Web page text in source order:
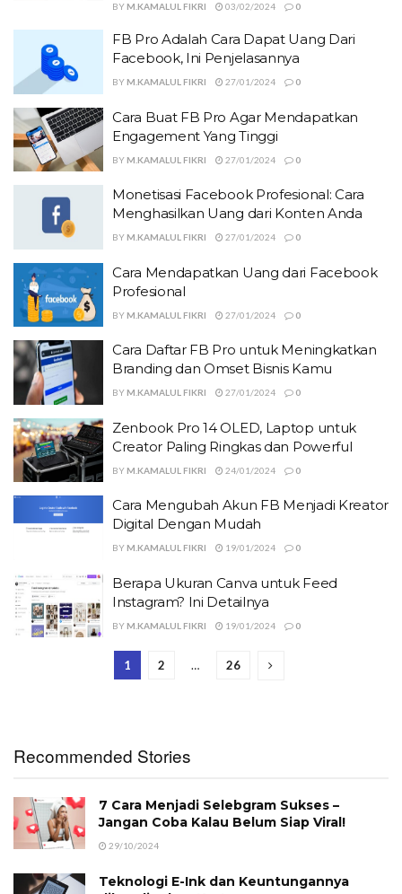
BY M.KAMALUL FIKRI 03/02/2024 0
FB Pro Adalah Cara Dapat Uang Dari
Facebook, Ini Penjelasannya
BY M.KAMALUL FIKRI 27/01/2024 0
Cara Buat FB Pro Agar Mendapatkan
Engagement Yang Tinggi
BY M.KAMALUL FIKRI 27/01/2024 0
Monetisasi Facebook Profesional: Cara
Menghasilkan Uang dari Konten Anda
BY M.KAMALUL FIKRI 27/01/2024 0
Cara Mendapatkan Uang dari Facebook
Profesional
BY M.KAMALUL FIKRI 27/01/2024 0
Cara Daftar FB Pro untuk Meningkatkan
Branding dan Omset Bisnis Kamu
BY M.KAMALUL FIKRI 27/01/2024 0
Zenbook Pro 14 OLED, Laptop untuk
Creator Paling Ringkas dan Powerful
BY M.KAMALUL FIKRI 24/01/2024 0
Cara Mengubah Akun FB Menjadi Kreator
Digital Dengan Mudah
BY M.KAMALUL FIKRI 19/01/2024 0
Berapa Ukuran Canva untuk Feed
Instagram? Ini Detailnya
BY M.KAMALUL FIKRI 19/01/2024 0
1 2 … 26
Recommended Stories
7 Cara Menjadi Selebgram Sukses –
Jangan Coba Kalau Belum Siap Viral!
29/10/2024
Teknologi E-Ink dan Keuntungannya